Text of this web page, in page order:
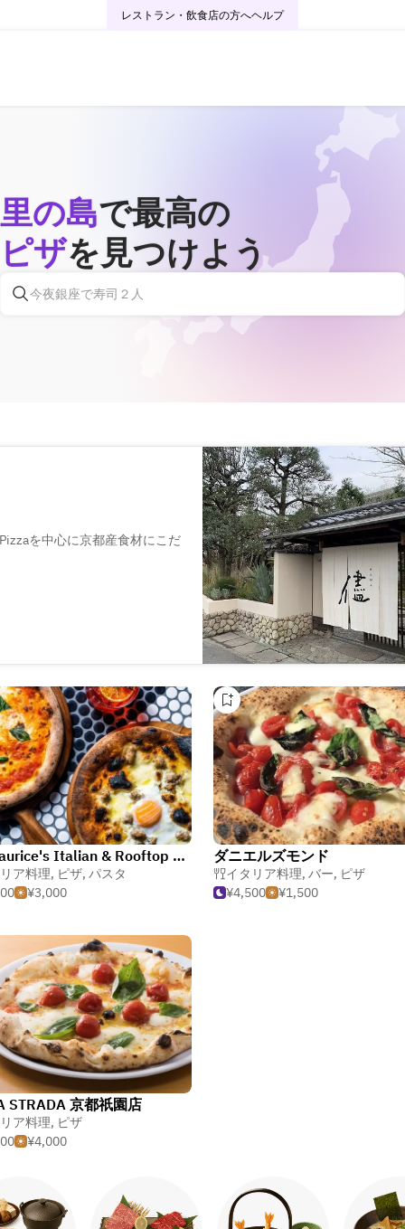
レストラン・飲食店の方へヘルプ
里の島で最高の
ピザを見つけよう
を中心に京都産食材にこだ
Mr. Maurice's Italian & Rooftop Bar
ア料理, ピザ, パスタ
¥3,000
ダニエルズモンド
イタリア料理, バー, ピザ
¥4,500
¥1,500
STRADA 京都祇園店
ア料理, ピザ
¥4,000